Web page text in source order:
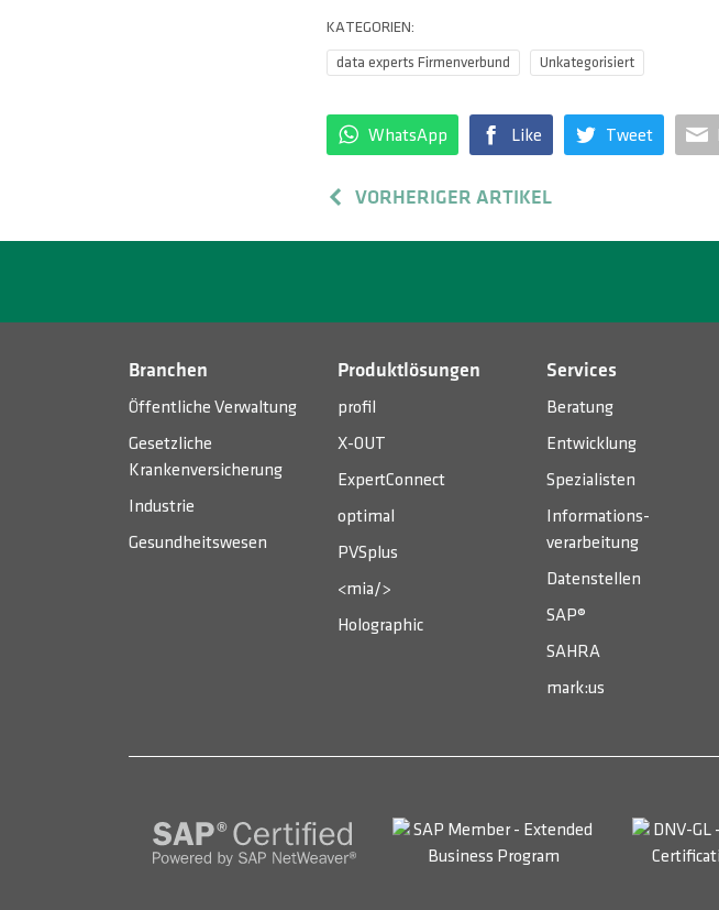
KATEGORIEN:
data experts Firmenverbund Unkategorisiert
WhatsApp Like Tweet
VORHERIGER ARTIKEL
Branchen
Öffentliche Verwaltung
Gesetzliche
Krankenversicherung
Industrie
Gesundheitswesen
Produktlösungen
profil
X-OUT
ExpertConnect
optimal
PVSplus
<mia/>
Holographic
Services
Beratung
Entwicklung
Spezialisten
Informations­
verarbeitung
Datenstellen
SAP®
SAHRA
mark:us